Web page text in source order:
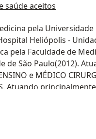
saúde aceitos
pela Universidade
Heliópolis -
pela Faculdade de
de São Paulo(2012).
e MÉDICO
Atuando